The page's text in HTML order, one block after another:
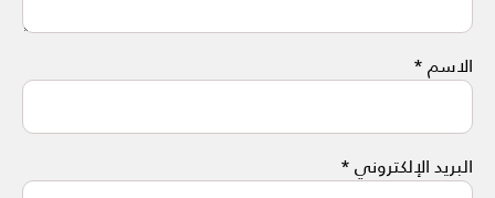
الاسم*
البريد الإلكتروني*